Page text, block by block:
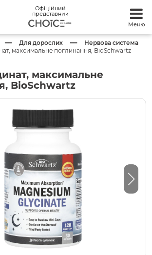
Офіційний
представник
Меню
Для дорослих
Нервова система
максимальне поглинання, BioSchwartz
максимальне
BioSchwartz